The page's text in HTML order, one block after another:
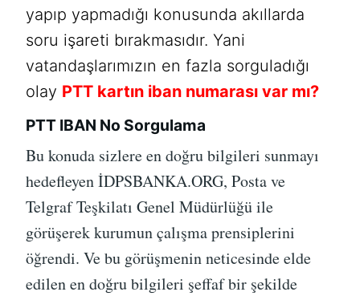
yapıp yapmadığı konusunda akıllarda
soru işareti bırakmasıdır. Yani
vatandaşlarımızın en fazla sorguladığı
olay PTT kartın iban numarası var mı?
PTT IBAN No Sorgulama
Bu konuda sizlere en doğru bilgileri sunmayı
hedefleyen İDPSBANKA.ORG, Posta ve
Telgraf Teşkilatı Genel Müdürlüğü ile
görüşerek kurumun çalışma prensiplerini
öğrendi. Ve bu görüşmenin neticesinde elde
edilen en doğru bilgileri şeffaf bir şekilde